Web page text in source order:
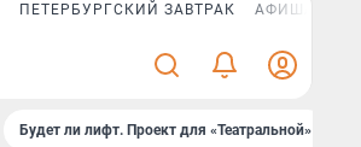
ПЕТЕРБУРГСКИЙ ЗАВТРАК АФИША PLUS
Будет ли лифт. Проект для «Театральной»